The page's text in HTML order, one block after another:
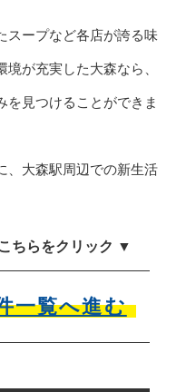
スープなど各店が誇る味
が充実した大森なら、
を見つけることができま
、大森駅周辺での新生活
ちらをクリック ▼
一覧へ進む